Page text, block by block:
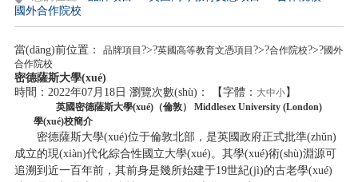
國外合作院校
當(dāng)前位置： 品牌項目 ?>?英國高等教育文憑項目 ?>?合作院校?>?國外
合作院校
密德薩斯大學(xué)
時間：2022年07月18日 瀏覽次數(shù)： 【字體： 大中小】
英國密德薩斯大學(xué)（倫敦） Middlesex University (London)
學(xué)校簡介
密德薩斯大學(xué)位于倫敦北部，是英國政府正式批準(zhǔn)
成立的現(xiàn)代化綜合性國立大學(xué)。其學(xué)術(shù)淵源可
追溯到近一百年前，其前身是幾所始建于19世紀(jì)的古老學(xué)